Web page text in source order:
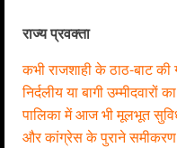
राज्य प्रवक्ता
कभी राजशाही के ठाठ-बाट
निर्दलीय या बागी
पालिका में आज भी मूलभूत
और कांग्रेस के पुराने